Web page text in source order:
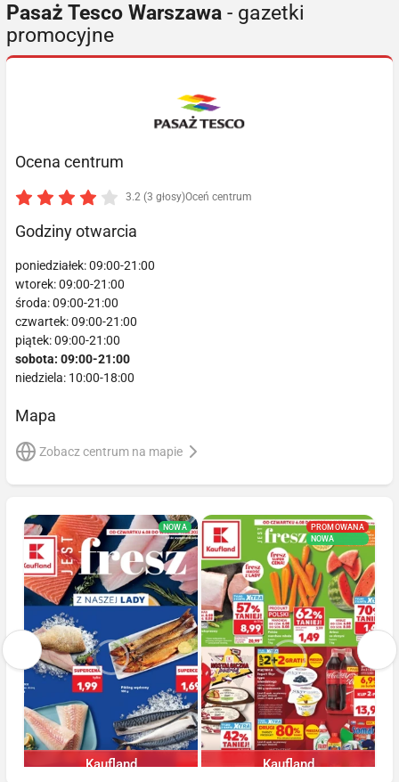
Pasaż Tesco Warszawa - gazetki
promocyjne
Ocena centrum
3.2 (3 głosy)Oceń centrum
Godziny otwarcia
poniedziałek: 09:00-21:00
wtorek: 09:00-21:00
środa: 09:00-21:00
czwartek: 09:00-21:00
piątek: 09:00-21:00
sobota: 09:00-21:00
niedziela: 10:00-18:00
Mapa
Zobacz centrum na mapie
NOWA
Kaufland
PROMOWANA
NOWA
Kaufland